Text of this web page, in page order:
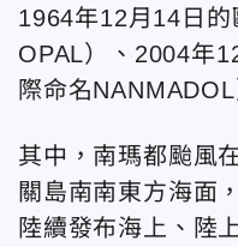
1964年12月14日
OPAL）、2004年
際命名NANMADOL
其中，南瑪都颱風
關島南南東方海面
陸續發布海上、陸